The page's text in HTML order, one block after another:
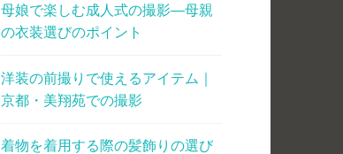
母娘で楽しむ成人式の撮影―母親
の衣装選びのポイント
洋装の前撮りで使えるアイテム｜
京都・美翔苑での撮影
着物を着用する際の髪飾りの選び